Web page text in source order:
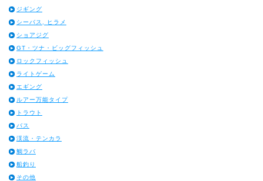
ジギング
シーバス, ヒラメ
ショアジグ
GT・ツナ・ビッグフィッシュ
ロックフィッシュ
ライトゲーム
エギング
ルアー万能タイプ
トラウト
バス
渓流・テンカラ
鯛ラバ
船釣り
その他